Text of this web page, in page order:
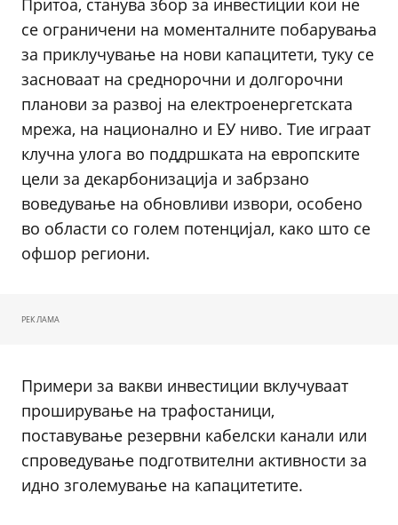
Притоа, станува збор за инвестиции кои не
се ограничени на моменталните побарувања
за приклучување на нови капацитети, туку се
засноваат на среднорочни и долгорочни
планови за развој на електроенергетската
мрежа, на национално и ЕУ ниво. Тие играат
клучна улога во поддршката на европските
цели за декарбонизација и забрзано
воведување на обновливи извори, особено
во области со голем потенцијал, како што се
офшор региони.
РЕКЛАМА
Примери за вакви инвестиции вклучуваат
проширување на трафостаници,
поставување резервни кабелски канали или
спроведување подготвителни активности за
идно зголемување на капацитетите.